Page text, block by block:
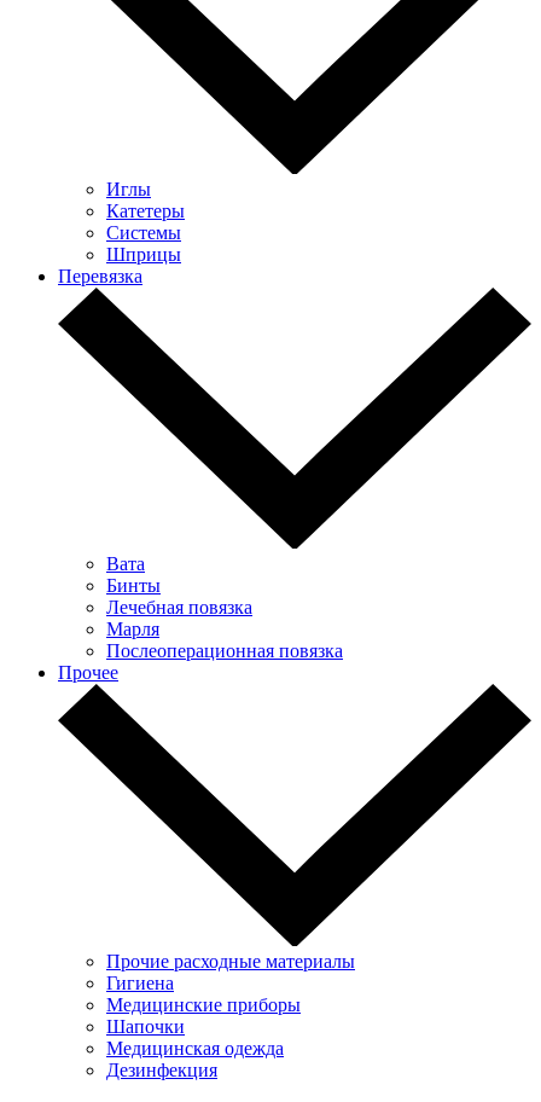
Иглы
Катетеры
Системы
Шприцы
Перевязка
Вата
Бинты
Лечебная повязка
Марля
Послеоперационная повязка
Прочее
Прочие расходные материалы
Гигиена
Медицинские приборы
Шапочки
Медицинская одежда
Дезинфекция